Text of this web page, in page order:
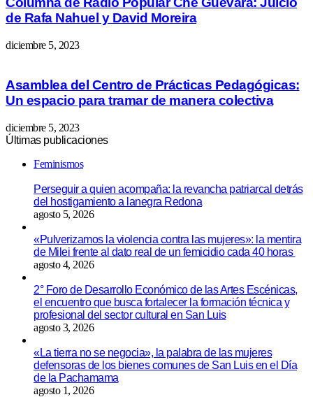
de Rafa Nahuel y David Moreira
diciembre 5, 2023
Asamblea del Centro de Prácticas Pedagógicas:
Un espacio para tramar de manera colectiva
diciembre 5, 2023
Últimas publicaciones
Feminismos
Perseguir a quien acompaña: la revancha patriarcal detrás
del hostigamiento a lanegra Redona
agosto 5, 2026
«Pulverizamos la violencia contra las mujeres»: la mentira
de Milei frente al dato real de un femicidio cada 40 horas
agosto 4, 2026
2° Foro de Desarrollo Económico de las Artes Escénicas,
el encuentro que busca fortalecer la formación técnica y
profesional del sector cultural en San Luis
agosto 3, 2026
«La tierra no se negocia», la palabra de las mujeres
defensoras de los bienes comunes de San Luis en el Día
de la Pachamama
agosto 1, 2026